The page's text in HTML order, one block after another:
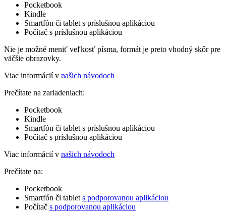
Pocketbook
Kindle
Smartfón či tablet s príslušnou aplikáciou
Počítač s príslušnou aplikáciou
Nie je možné meniť veľkosť písma, formát je preto vhodný skôr pre
väčšie obrazovky.
Viac informácií v našich návodoch
Prečítate na zariadeniach:
Pocketbook
Kindle
Smartfón či tablet s príslušnou aplikáciou
Počítač s príslušnou aplikáciou
Viac informácií v našich návodoch
Prečítate na:
Pocketbook
Smartfón či tablet s podporovanou aplikáciou
Počítač s podporovanou aplikáciou